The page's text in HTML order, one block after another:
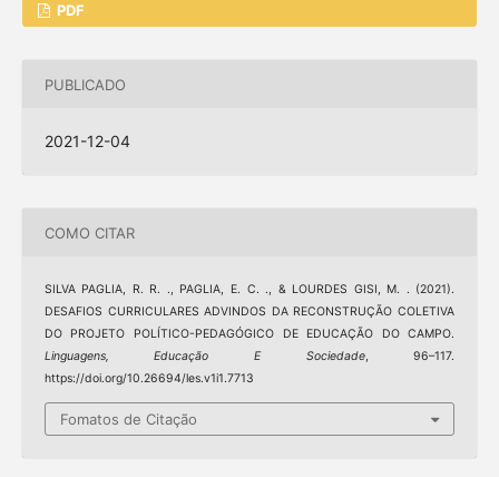
PDF
PUBLICADO
2021-12-04
COMO CITAR
SILVA PAGLIA, R. R. ., PAGLIA, E. C. ., & LOURDES GISI, M. . (2021).
DESAFIOS CURRICULARES ADVINDOS DA RECONSTRUÇÃO COLETIVA
DO PROJETO POLÍTICO-PEDAGÓGICO DE EDUCAÇÃO DO CAMPO.
Linguagens, Educação E Sociedade, 96–117.
https://doi.org/10.26694/les.v1i1.7713
Fomatos de Citação